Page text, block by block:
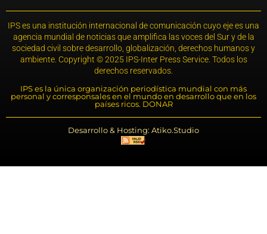
IPS es una institución internacional de comunicación cuyo eje es una
agencia mundial de noticias que amplifica las voces del Sur y de la
sociedad civil sobre desarrollo, globalización, derechos humanos y
ambiente. Copyright © 2025 IPS-Inter Press Service. Todos los
derechos reservados.
IPS es la única organización periodística mundial con más
personal y corresponsales en el mundo en desarrollo que en los
países ricos. DONAR
Desarrollo & Hosting: Atiko.Studio